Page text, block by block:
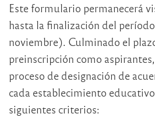
Este formulario permanecerá
hasta la finalización del
noviembre). Culminado el
preinscripción como
proceso de designación de
cada establecimiento
siguientes criterios: